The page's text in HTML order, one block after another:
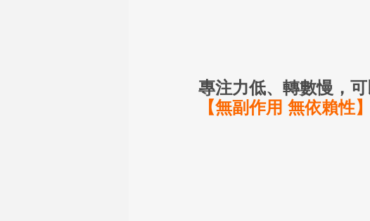
專注力低、轉數慢，可
【無副作用 無依賴性